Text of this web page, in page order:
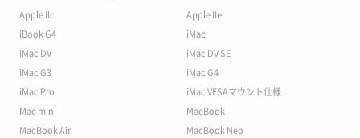
Apple IIc
Apple IIe
iBook G4
iMac
iMac DV
iMac DV SE
iMac G3
iMac G4
iMac Pro
iMac VESAマウント仕様
Mac mini
MacBook
MacBook Air
MacBook Neo